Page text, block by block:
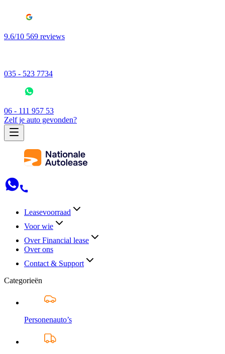
9.6/10 569 reviews
035 - 523 7734
06 - 111 957 53
Zelf je auto gevonden?
Leasevoorraad
Voor wie
Over Financial lease
Over ons
Contact & Support
Categorieën
Personenauto’s